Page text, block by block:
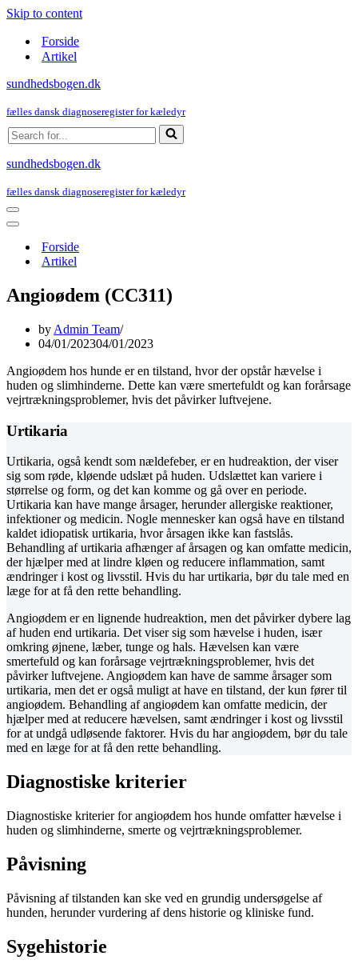
Skip to content
Forside
Artikel
sundhedsbogen.dk
fælles dansk diagnoseregister for kæledyr
Search
for...
sundhedsbogen.dk
fælles dansk diagnoseregister for kæledyr
Navigation
Menu
Navigation
Forside
Artikel
Angioødem (CC311)
by Admin Team
04/01/202304/01/2023
Angioødem hos hunde er en tilstand, hvor der opstår hævelse i
huden og slimhinderne. Dette kan være smertefuldt og kan forårsage
vejrtrækningsproblemer, hvis det påvirker luftvejene.
Urtikaria
Urtikaria, også kendt som nældefeber, er en hudreaktion, der viser
sig som røde, kløende udslæt på huden. Udslættet kan variere i
størrelse og form, og det kan komme og gå over en periode.
Urtikaria kan have mange årsager, herunder allergiske reaktioner,
infektioner og medicin. Nogle mennesker kan også have en tilstand
kaldet idiopatisk urtikaria, hvor årsagen ikke kan fastslås.
Behandling af urtikaria afhænger af årsagen og kan omfatte medicin,
der hjælper med at lindre kløen og reducere inflammation, samt
ændringer i kost og livsstil. Hvis du har urtikaria, bør du tale med en
læge for at få den rette behandling.
Angioødem er en lignende hudreaktion, men det påvirker dybere lag
af huden end urtikaria. Det viser sig som hævelse i huden, især
omkring øjnene, læber, tunge og hals. Hævelsen kan være
smertefuld og kan forårsage vejrtrækningsproblemer, hvis det
påvirker luftvejene. Angioødem kan have de samme årsager som
urtikaria, men det er også muligt at have en tilstand, der kun fører til
angioødem. Behandling af angioødem kan omfatte medicin, der
hjælper med at reducere hævelsen, samt ændringer i kost og livsstil
for at undgå udløsende faktorer. Hvis du har angioødem, bør du tale
med en læge for at få den rette behandling.
Diagnostiske kriterier
Diagnostiske kriterier for angioødem hos hunde omfatter hævelse i
huden og slimhinderne, smerte og vejrtrækningsproblemer.
Påvisning
Påvisning af tilstanden kan ske ved en grundig undersøgelse af
hunden, herunder vurdering af dens historie og kliniske fund.
Sygehistorie